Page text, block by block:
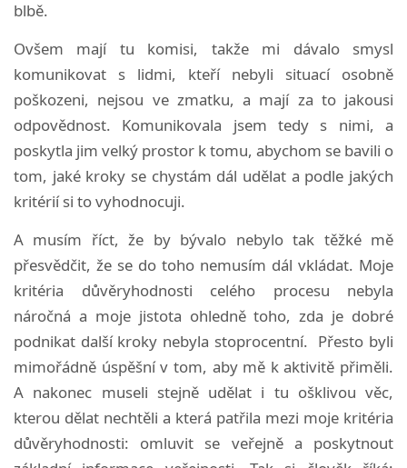
blbě.
Ovšem mají tu komisi, takže mi dávalo smysl
komunikovat s lidmi, kteří nebyli situací osobně
poškozeni, nejsou ve zmatku, a mají za to jakousi
odpovědnost. Komunikovala jsem tedy s nimi, a
poskytla jim velký prostor k tomu, abychom se bavili o
tom, jaké kroky se chystám dál udělat a podle jakých
kritérií si to vyhodnocuji.
A musím říct, že by bývalo nebylo tak těžké mě
přesvědčit, že se do toho nemusím dál vkládat. Moje
kritéria důvěryhodnosti celého procesu nebyla
náročná a moje jistota ohledně toho, zda je dobré
podnikat další kroky nebyla stoprocentní. Přesto byli
mimořádně úspěšní v tom, aby mě k aktivitě přiměli.
A nakonec museli stejně udělat i tu ošklivou věc,
kterou dělat nechtěli a která patřila mezi moje kritéria
důvěryhodnosti: omluvit se veřejně a poskytnout